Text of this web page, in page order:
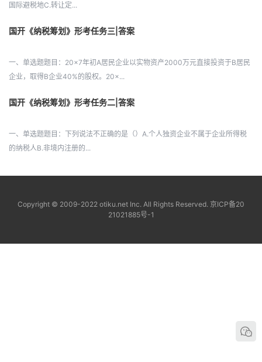
国际避税地C.转让定...
国开《纳税筹划》形考任务三|答案
一、单选题题目：20×7年初A居民企业以实物资产2000万元直接投资于B居民
企业，取得B企业40%的股权。20×...
国开《纳税筹划》形考任务二|答案
一、单选题题目：下列说法不正确的是（）A.个人独资企业不属于企业所得税
的纳税人B.非境内注册的...
Copyright © 2009-2022 otiku.net Inc. All Rights Reserved. 京ICP备20
21021885号-1